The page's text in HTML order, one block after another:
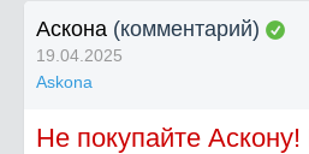
Аскона (комментарий)
19.04.2025
Askona
Не покупайте